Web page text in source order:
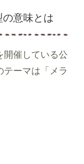
の意味とは
開催している公
ーマは「メラ